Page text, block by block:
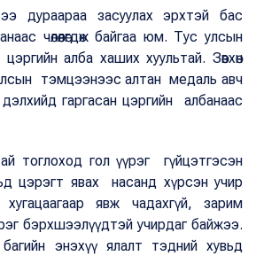
дураараа засуулах эрхтэй бас
чөлөөлөгдөж байгаа юм. Тус улсын
алба хаших хуультай. Зөвхөн
тэмцээнээс алтан медаль авч
гаргасан цэргийн албанаас
тоглоход гол үүрэг гүйцэтгэсэн
цэрэгт явах насанд хүрсэн учир
явж чадахгүй, зарим
бэрхшээлүүдтэй учирдаг байжээ.
энэхүү ялалт тэдний хувьд